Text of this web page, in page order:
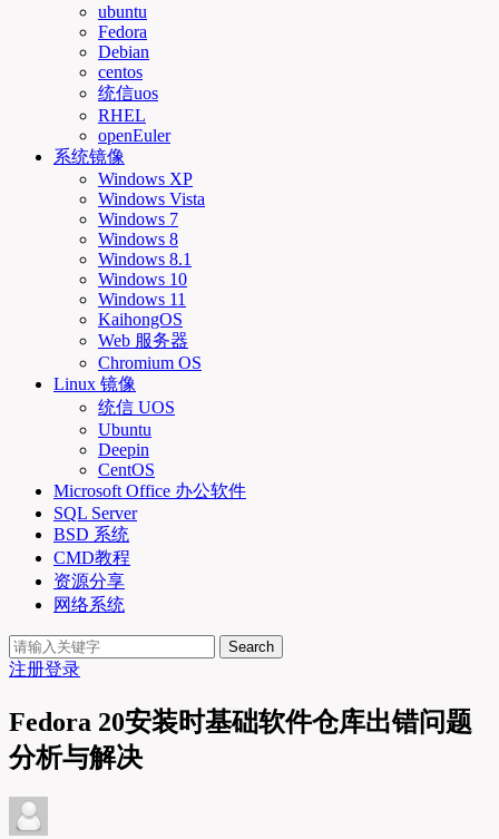
ubuntu
Fedora
Debian
centos
统信uos
RHEL
openEuler
系统镜像
Windows XP
Windows Vista
Windows 7
Windows 8
Windows 8.1
Windows 10
Windows 11
KaihongOS
Web 服务器
Chromium OS
Linux 镜像
统信 UOS
Ubuntu
Deepin
CentOS
Microsoft Office 办公软件
SQL Server
BSD 系统
CMD教程
资源分享
网络系统
Search
注册登录
Fedora 20安装时基础软件仓库出错问题
分析与解决